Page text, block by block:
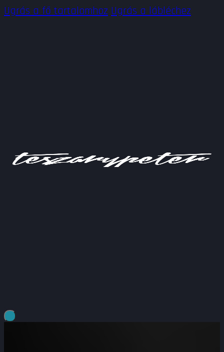
Ugrás a fő tartalomhoz Ugrás a lábléchez